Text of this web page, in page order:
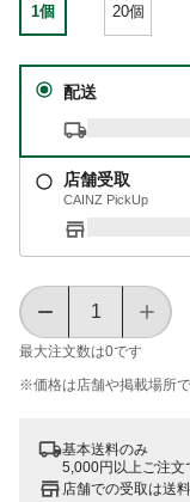
1個 20個
配送
店舗受取
CAINZ PickUp
最大注文数は0です
※価格は​店舗や​掲載場所
基本送料のみ
5,000円以上ご注文
店舗での受取は送